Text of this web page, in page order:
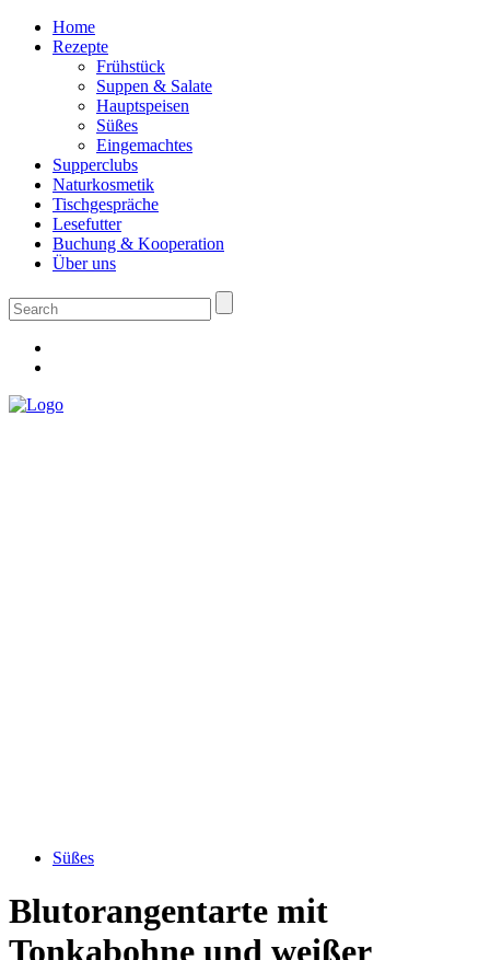
Home
Rezepte
Frühstück
Suppen & Salate
Hauptspeisen
Süßes
Eingemachtes
Supperclubs
Naturkosmetik
Tischgespräche
Lesefutter
Buchung & Kooperation
Über uns
Süßes
Blutorangentarte mit
Tonkabohne und weißer